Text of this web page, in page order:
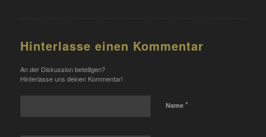
Hinterlasse einen Kommentar
An der Diskussion beteiligen?
Hinterlasse uns deinen Kommentar!
Name *